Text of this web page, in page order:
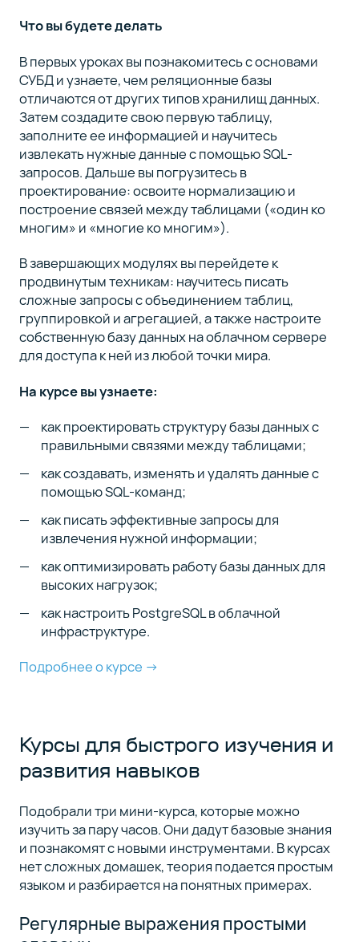
Что вы будете делать
В первых уроках вы познакомитесь с основами
СУБД и узнаете, чем реляционные базы
отличаются от других типов хранилищ данных.
Затем создадите свою первую таблицу,
заполните ее информацией и научитесь
извлекать нужные данные с помощью SQL-
запросов. Дальше вы погрузитесь в
проектирование: освоите нормализацию и
построение связей между таблицами («один ко
многим» и «многие ко многим»).
В завершающих модулях вы перейдете к
продвинутым техникам: научитесь писать
сложные запросы с объединением таблиц,
группировкой и агрегацией, а также настроите
собственную базу данных на облачном сервере
для доступа к ней из любой точки мира.
На курсе вы узнаете:
как проектировать структуру базы данных с
правильными связями между таблицами;
как создавать, изменять и удалять данные с
помощью SQL-команд;
как писать эффективные запросы для
извлечения нужной информации;
как оптимизировать работу базы данных для
высоких нагрузок;
как настроить PostgreSQL в облачной
инфраструктуре.
Подробнее о курсе →
Курсы для быстрого изучения и
развития навыков
Подобрали три мини-курса, которые можно
изучить за пару часов. Они дадут базовые знания
и познакомят с новыми инструментами. В курсах
нет сложных домашек, теория подается простым
языком и разбирается на понятных примерах.
Регулярные выражения простыми